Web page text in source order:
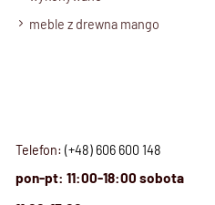
meble z drewna mango
Telefon: (+48) 606 600 148
pon-pt: 11:00-18:00 sobota